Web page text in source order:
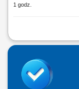
1 godz.
Zadania Bieżący
techniczne w celu
konserwacji
Aktywne zgłaszanie